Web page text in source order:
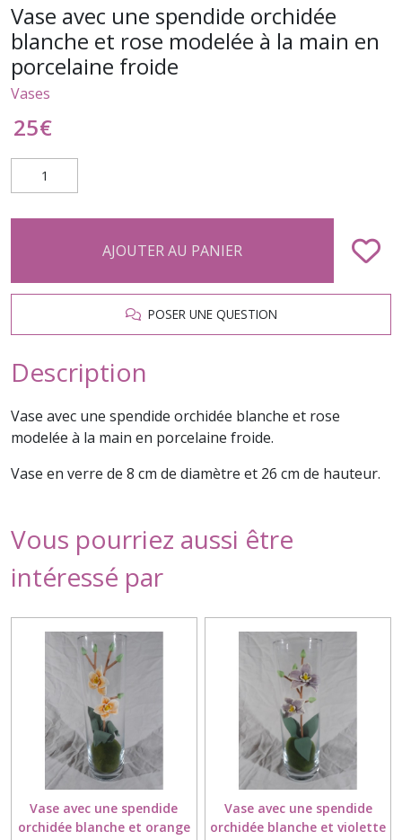
Vase avec une spendide orchidée
blanche et rose modelée à la main en
porcelaine froide
Vases
25€
AJOUTER AU PANIER
POSER UNE QUESTION
Description
Vase avec une spendide orchidée blanche et rose
modelée à la main en porcelaine froide.
Vase en verre de 8 cm de diamètre et 26 cm de hauteur.
Vous pourriez aussi être
intéressé par
Vase avec une spendide
orchidée blanche et orange
Vase avec une spendide
orchidée blanche et violette